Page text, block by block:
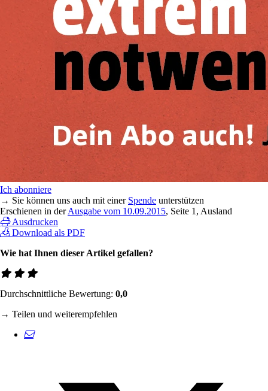
Ich abonniere
→ Sie können uns auch mit einer Spende unterstützen
Erschienen in derAusgabe vom 10.09.2015, Seite 1, Ausland
Ausdrucken
Download als PDF
Wie hat Ihnen dieser Artikel gefallen?
Durchschnittliche Bewertung: 0,0
→ Teilen und weiterempfehlen